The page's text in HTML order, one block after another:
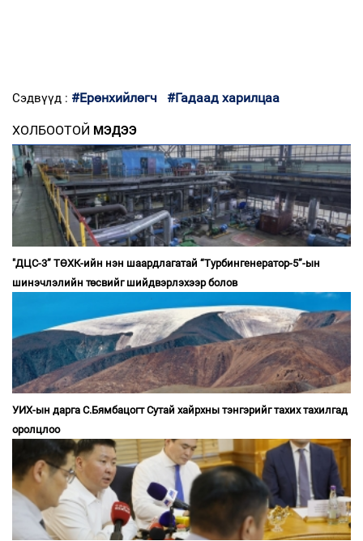
Сэдвүүд : #Ерөнхийлөгч #Гадаад харилцаа
ХОЛБООТОЙ МЭДЭЭ
"ДЦС-3” ТӨХК-ийн нэн шаардлагатай “Турбингенератор-5”-ын
шинэчлэлийн төсвийг шийдвэрлэхээр болов
УИХ-ын дарга С.Бямбацогт Сутай хайрхны тэнгэрийг тахих тахилгад
оролцлоо